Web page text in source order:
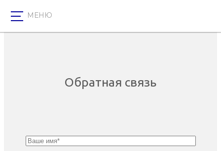
Обратная связь